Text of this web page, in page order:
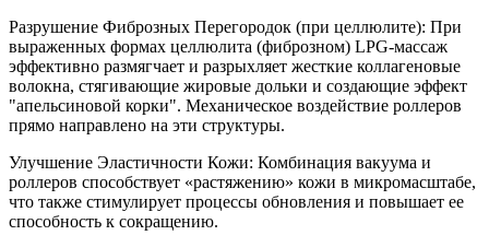
Разрушение Фиброзных Перегородок (при целлюлите): При
выраженных формах целлюлита (фиброзном) LPG-массаж
эффективно размягчает и разрыхляет жесткие коллагеновые
волокна, стягивающие жировые дольки и создающие эффект
"апельсиновой корки". Механическое воздействие роллеров
прямо направлено на эти структуры.
Улучшение Эластичности Кожи: Комбинация вакуума и
роллеров способствует «растяжению» кожи в микромасштабе,
что также стимулирует процессы обновления и повышает ее
способность к сокращению.